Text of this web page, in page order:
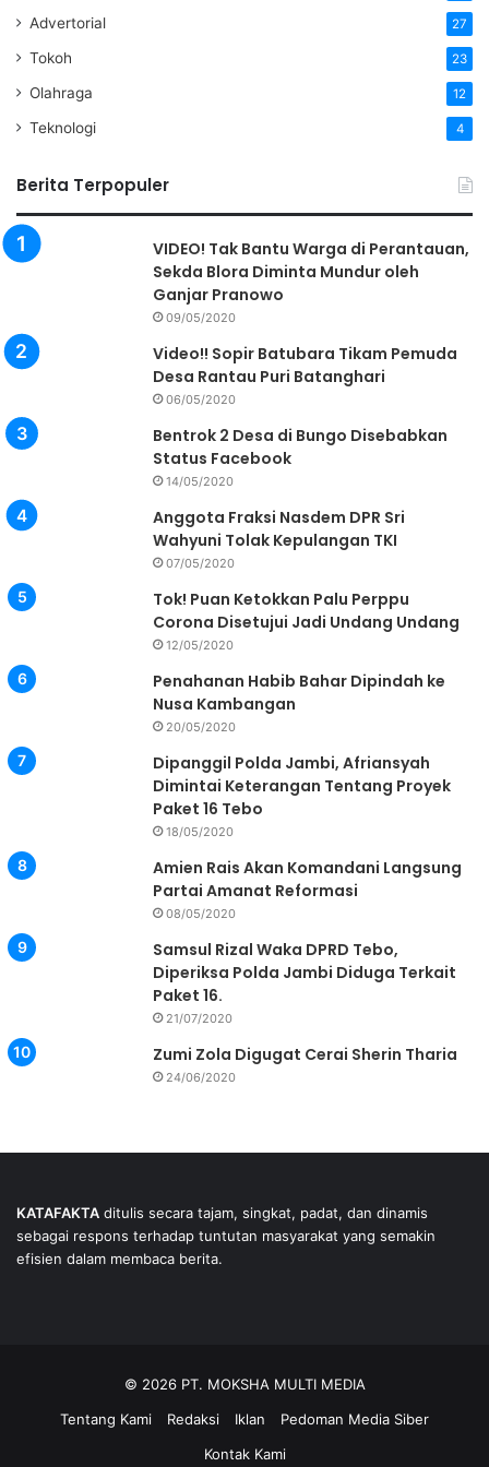
Advertorial 27
Tokoh 23
Olahraga 12
Teknologi 4
Berita Terpopuler
VIDEO! Tak Bantu Warga di Perantauan,
Sekda Blora Diminta Mundur oleh
Ganjar Pranowo
09/05/2020
Video!! Sopir Batubara Tikam Pemuda
Desa Rantau Puri Batanghari
06/05/2020
Bentrok 2 Desa di Bungo Disebabkan
Status Facebook
14/05/2020
Anggota Fraksi Nasdem DPR Sri
Wahyuni Tolak Kepulangan TKI
07/05/2020
Tok! Puan Ketokkan Palu Perppu
Corona Disetujui Jadi Undang Undang
12/05/2020
Penahanan Habib Bahar Dipindah ke
Nusa Kambangan
20/05/2020
Dipanggil Polda Jambi, Afriansyah
Dimintai Keterangan Tentang Proyek
Paket 16 Tebo
18/05/2020
Amien Rais Akan Komandani Langsung
Partai Amanat Reformasi
08/05/2020
Samsul Rizal Waka DPRD Tebo,
Diperiksa Polda Jambi Diduga Terkait
Paket 16.
21/07/2020
Zumi Zola Digugat Cerai Sherin Tharia
24/06/2020
KATAFAKTA ditulis secara tajam, singkat, padat, dan dinamis
sebagai respons terhadap tuntutan masyarakat yang semakin
efisien dalam membaca berita.
© 2026 PT. MOKSHA MULTI MEDIA
Tentang Kami
Redaksi Iklan
Pedoman Media Siber
Kontak Kami